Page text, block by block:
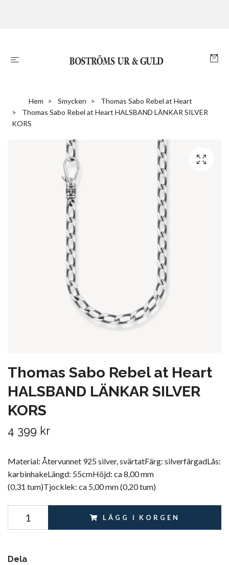
Hem Smycken
Thomas Sabo Rebel at Heart
Thomas Sabo Rebel at Heart HALSBAND LÄNKAR SILVER
KORS
Thomas Sabo Rebel at Heart
HALSBAND LÄNKAR SILVER
KORS
4 399 kr
Material: Återvunnet 925 silver, svärtatFärg: silverfärgadLås:
karbinhakeLängd: 55cmHöjd: ca 8,00 mm
(0,31 tum)Tjocklek: ca 5,00 mm (0,20 tum)
LÄGG I KORGEN
Dela